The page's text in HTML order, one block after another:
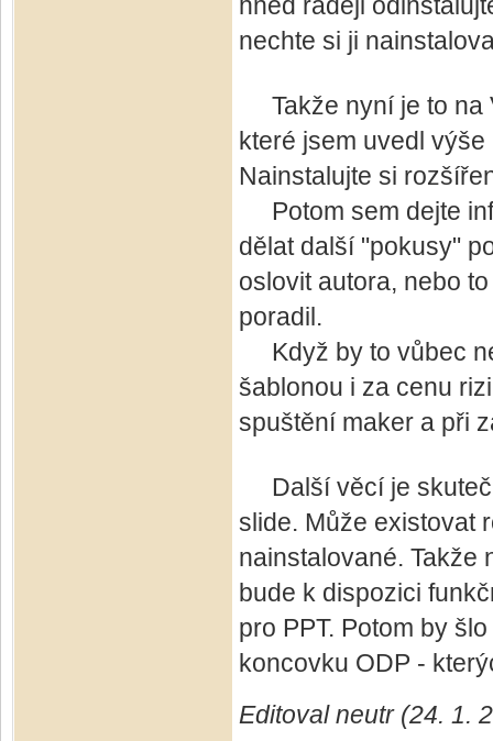
nechte si ji
Takže nyní je to na
které jsem uvedl
Nainstalujte si
Potom sem dejte
dělat další "pokusy"
oslovit autora, nebo
poradil.
Když by to vůbec
šablonou i za cenu
spuštění maker a při
Další věcí je
slide. Může existovat
nainstalované. Takže
bude k dispozici
pro PPT. Potom by
koncovku ODP -
Editoval neutr (24. 1.